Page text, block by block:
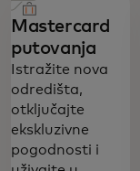
World Elite
uklapaju u
u pokretu.
Mastercard
putovanja
Istražite nova
odredišta,
otključajte
ekskluzivne
pogodnosti i